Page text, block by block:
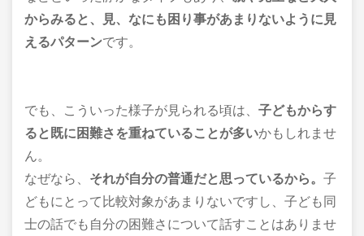
からみると、
見、なにも困り事があまりないように 見
えるパターンです。
でも、こういった様子が見られる頃は、 子どもからす
ると 既に困難さを重ねていることが多いかもしれませ
ん。
なぜなら、 それが自分の普通だと思っているから。 子
どもにとって比較対象があまりないですし、子ども同
士の話でも自分の困難さについて話すことはありませ